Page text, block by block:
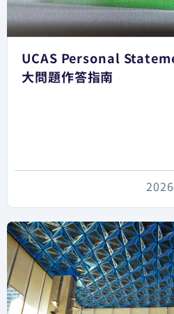
UCAS Personal
大問題作答指南